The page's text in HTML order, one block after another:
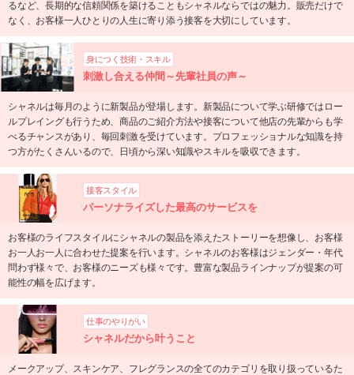
るなど、長期的な信頼関係を築けることもシャネルならではの魅力。販売だけで
なく、お客様一人ひとりの人生に寄り添う接客を大切にしています。
身につく技術・スキル
刺激し合える仲間～先輩社員の声～
シャネルは毎月のように新製品が登場します。新製品について学ぶ研修ではロー
ルプレイングも行うため、商品のご紹介方法や接客について他店の先輩からも学
べるチャンスがあり、毎回刺激を受けています。プロフェッショナルな知識を持
つ方がたくさんいるので、日頃から深い知識やスキルを吸収できます。
接客スタイル
パーソナライズした最高のサービスを
お客様のライフスタイルにシャネルの製品を添えたストーリーを想像し、お客様
お一人お一人に合わせた提案を行います。シャネルのお客様はジェンダー・年代
問わず様々で、お客様のニーズも様々です。豊富な製品ラインナップが提案の可
能性の幅を広げます。
仕事のやりがい
シャネルだから叶うこと
メークアップ、スキンケア、フレグランスの全てのカテゴリを取り扱っているた